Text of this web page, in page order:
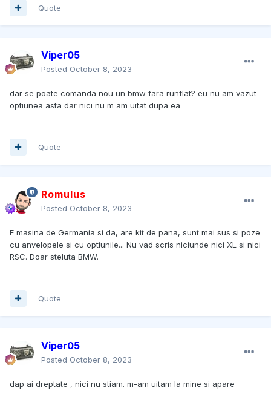
Quote
Viper05
Posted October 8, 2023
dar se poate comanda nou un bmw fara runflat? eu nu am vazut
optiunea asta dar nici nu m am uitat dupa ea
Quote
Romulus
Posted October 8, 2023
E masina de Germania si da, are kit de pana, sunt mai sus si poze
cu anvelopele si cu optiunile... Nu vad scris niciunde nici XL si nici
RSC. Doar steluta BMW.
Quote
Viper05
Posted October 8, 2023
dap ai dreptate , nici nu stiam. m-am uitam la mine si apare